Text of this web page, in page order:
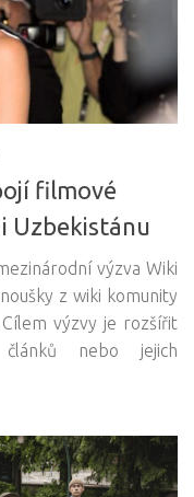
filmové
Uzbekistánu
výzva Wiki
z wiki komunity
výzvy je rozšířit
článků nebo jejich